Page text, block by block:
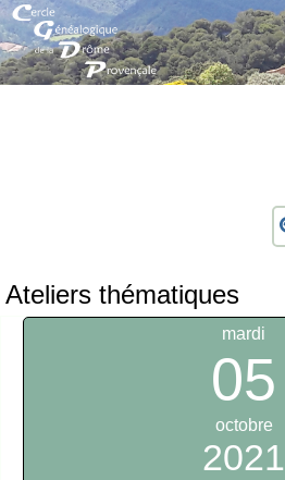
Ateliers thématiques
mardi
05
octobre
2021